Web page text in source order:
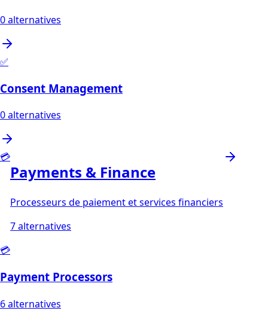
0alternatives
✅
Consent Management
0alternatives
💳
Payments & Finance
Processeurs de paiement et services financiers
7alternatives
💳
Payment Processors
6alternatives